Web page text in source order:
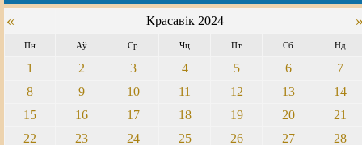
« Красавік 2024
Пн Аў Ср Чц Пт Сб Нд
1 2 3 4 5 6
7
8
9 10 11 12 13
14
15
16 17 18 19 20
21
22
23 24 25 26 27
28